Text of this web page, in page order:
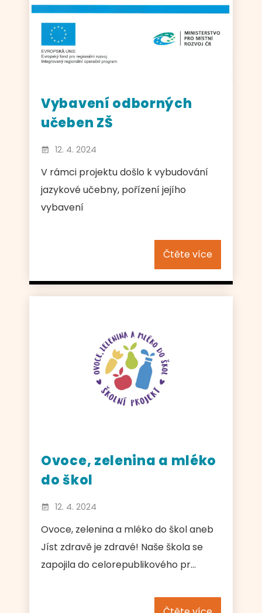
Vybavení odborných
učeben ZŠ
12. 4. 2024
V rámci projektu došlo k vybudování
jazykové učebny, pořízení jejího
vybavení
Čtěte více
Ovoce, zelenina a mléko
do škol
12. 4. 2024
Ovoce, zelenina a mléko do škol aneb
Jíst zdravě je zdravé! Naše škola se
zapojila do celorepublikového pr...